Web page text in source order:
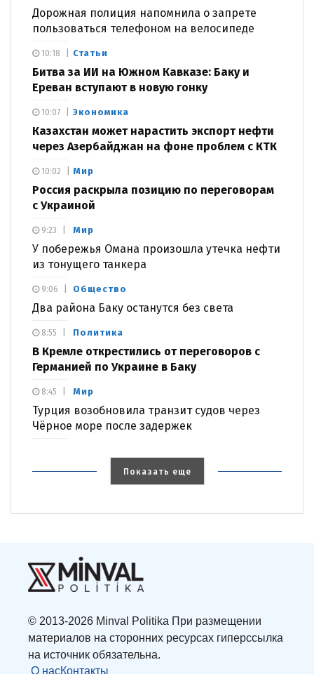
Дорожная полиция напомнила о запрете
пользоваться телефоном на велосипеде
Статьи
Битва за ИИ на Южном Кавказе: Баку и
Ереван вступают в новую гонку
10:18
Экономика
Казахстан может нарастить экспорт нефти
через Азербайджан на фоне проблем с КТК
10:07
Мир
Россия раскрыла позицию по переговорам
с Украиной
10:02
Мир
У побережья Омана произошла утечка нефти
из тонущего танкера
9:23
Общество
Два района Баку останутся без света
9:06
Политика
В Кремле открестились от переговоров с
Германией по Украине в Баку
8:55
Мир
Турция возобновила транзит судов через
Чёрное море после задержек
8:45
Показать еще
© 2013-2026 Minval Politika При размещении
материалов на сторонних ресурсах гиперссылка
на источник обязательна.
О насКонтакты